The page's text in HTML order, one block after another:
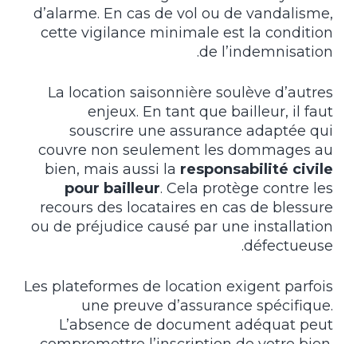
d’alarme. En cas de vol ou de vandalisme,
cette vigilance minimale est la condition
de l’indemnisation.
La location saisonnière soulève d’autres
enjeux. En tant que bailleur, il faut
souscrire une assurance adaptée qui
couvre non seulement les dommages au
bien, mais aussi la responsabilité civile
pour bailleur. Cela protège contre les
recours des locataires en cas de blessure
ou de préjudice causé par une installation
défectueuse.
Les plateformes de location exigent parfois
une preuve d’assurance spécifique.
L’absence de document adéquat peut